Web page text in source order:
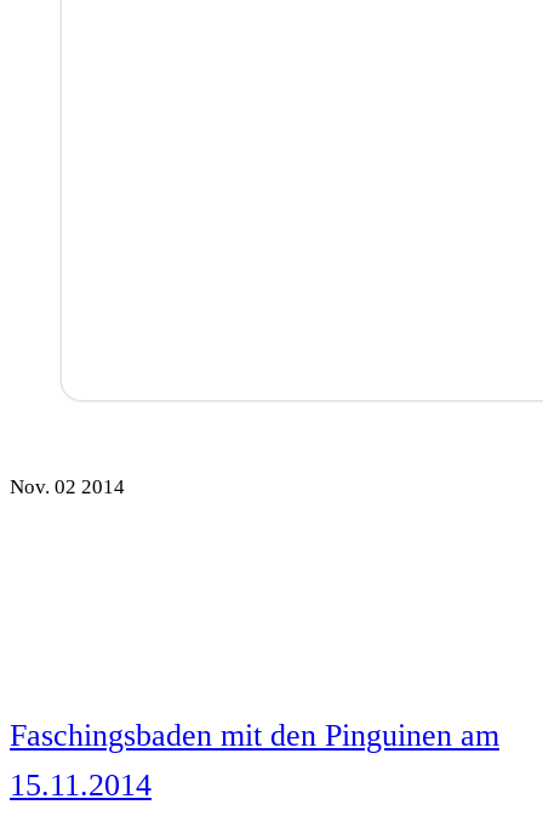
Nov. 02 2014
Faschingsbaden mit den Pinguinen am
15.11.2014